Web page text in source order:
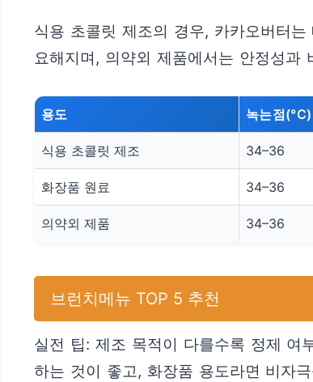
식용 초콜릿 제조의 경우, 카카오버터
요해지며, 의약외 제품에서는 안정성과
용도 녹는점(°C)
식용 초콜릿 제조 34–36
화장품 원료 34–36
의약외 제품 34–36
브런치메뉴 TOP 5 추천
실전 팁: 제조 목적이 다를수록 정제 여
하는 것이 좋고, 화장품 용도라면 비자